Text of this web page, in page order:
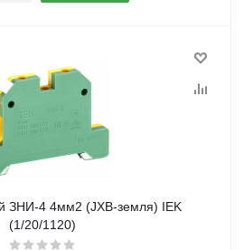
ЗНИ-4 4мм2 (JXB-земля) IEK
(1/20/1120)